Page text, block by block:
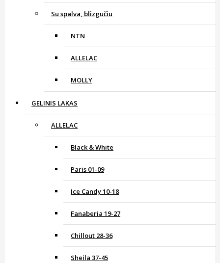
Su spalva, blizgučiu
NTN
ALLELAC
MOLLY
GELINIS LAKAS
ALLELAC
Black & White
Paris 01-09
Ice Candy 10-18
Fanaberia 19-27
Chillout 28-36
Sheila 37-45